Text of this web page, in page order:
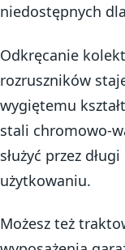
niedostępnych
Odkręcanie
rozruszników
wygiętemu
stali chromowo-
służyć przez
użytkowaniu.
Możesz też